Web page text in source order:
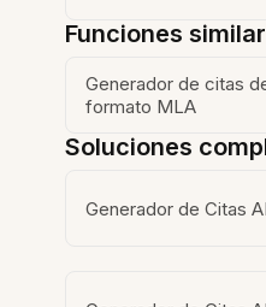
Funciones
Generador de citas
formato MLA
Soluciones
Generador de Citas AI